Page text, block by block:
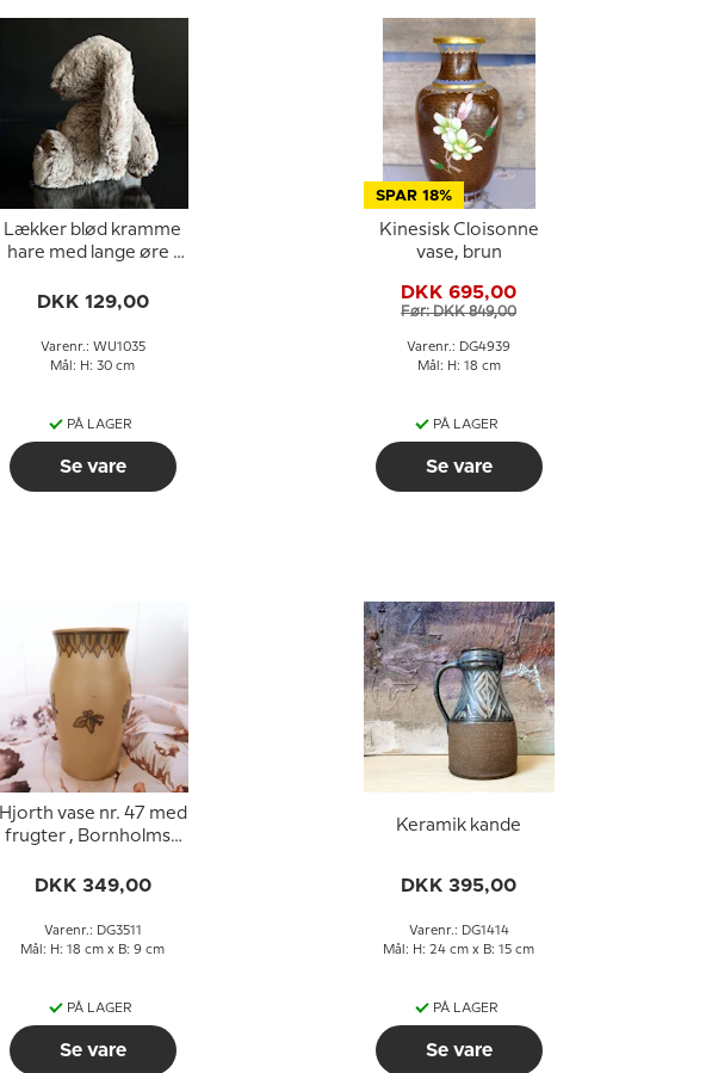
Lækker blød kramme
hare med lange øre i
DKK 129,00
Varenr.: WU1035
Mål: H: 30 cm
PÅ LAGER
Se vare
SPAR 18%
Kinesisk Cloisonne
vase, brun
DKK 695,00
Før: DKK 849,00
Varenr.: DG4939
Mål: H: 18 cm
PÅ LAGER
Se vare
Hjorth vase nr. 47 med
frugter , Bornholmsk
DKK 349,00
Varenr.: DG3511
Mål: H: 18 cm x B: 9 cm
PÅ LAGER
Se vare
Keramik kande
DKK 395,00
Varenr.: DG1414
Mål: H: 24 cm x B: 15 cm
PÅ LAGER
Se vare